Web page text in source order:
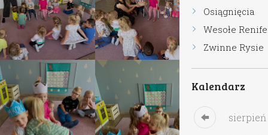
Osiągnięcia
Wesołe Renifery
Zwinne Rysie
Kalendarz
sierpień2026